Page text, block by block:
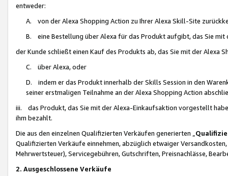
entweder:
A. von der Alexa Shopping Action zu Ihrer Alexa Skill-Site
B. eine Bestellung über Alexa für das Produkt aufgibt, das Sie mit
der Kunde schließt einen Kauf des Produkts ab, das Sie mit der Alexa
C. über Alexa, oder
D. indem er das Produkt innerhalb der Skills Session in den
seiner erstmaligen Teilnahme an der Alexa Shopping Action
iii. das Produkt, das Sie mit der Alexa-Einkaufsaktion vorgestellt
ihm bezahlt.
Die aus den einzelnen Qualifizierten Verkäufen generierten „
Qualifizierten Verkäufe einnehmen, abzüglich etwaiger
Mehrwertsteuer), Servicegebühren, Gutschriften, Preisnachlässe,
2. Ausgeschlossene Verkäufe